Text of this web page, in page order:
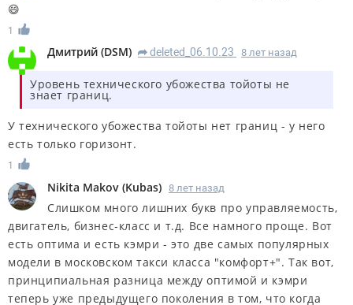
😄
1
Дмитрий (DSM) R deleted_06.10.23 8 лет назад
Уровень технического убожества тойоты не
знает границ.
У технического убожества тойоты нет границ - у него
есть только горизонт.
1
Nikita Makov (Kubas) 8 лет назад
Слишком много лишних букв про управляемость,
двигатель, бизнес-класс и т.д. Все намного проще. Вот
есть оптима и есть кэмри - это две самых популярных
модели в московском такси класса "комфорт+". Так вот,
принципиальная разница между оптимой и кэмри
теперь уже предыдущего поколения в том, что когда